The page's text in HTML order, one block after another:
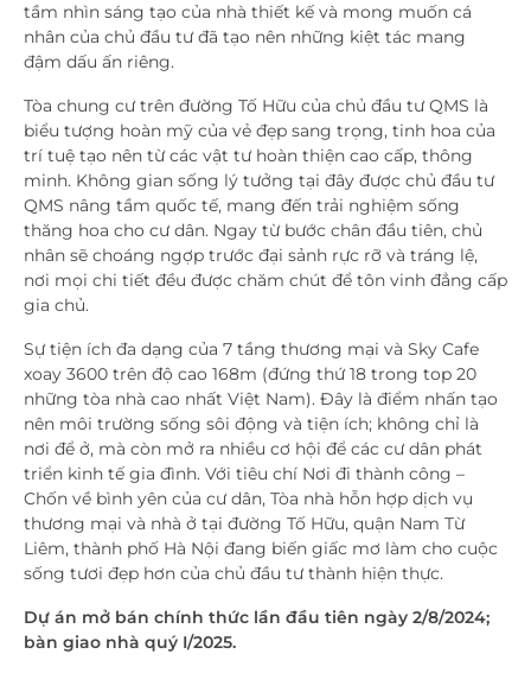
tầm nhìn sáng tạo của nhà thiết kế và mong muốn cá
nhân của chủ đầu tư đã tạo nên những kiệt tác mang
đậm dấu ấn riêng.
Tòa chung cư trên đường Tố Hữu của chủ đầu tư QMS là
biểu tượng hoàn mỹ của vẻ đẹp sang trọng, tinh hoa của
trí tuệ tạo nên từ các vật tư hoàn thiện cao cấp, thông
minh. Không gian sống lý tưởng tại đây được chủ đầu tư
QMS nâng tầm quốc tế, mang đến trải nghiệm sống
thăng hoa cho cư dân. Ngay từ bước chân đầu tiên, chủ
nhân sẽ choáng ngợp trước đại sảnh rực rỡ và tráng lệ,
nơi mọi chi tiết đều được chăm chút để tôn vinh đẳng cấp
gia chủ.
Sự tiện ích đa dạng của 7 tầng thương mại và Sky Cafe
xoay 3600 trên độ cao 168m (đứng thứ 18 trong top 20
những tòa nhà cao nhất Việt Nam). Đây là điểm nhấn tạo
nên môi trường sống sôi động và tiện ích; không chỉ là
nơi để ở, mà còn mở ra nhiều cơ hội để các cư dân phát
triển kinh tế gia đình. Với tiêu chí Nơi đi thành công –
Chốn về bình yên của cư dân, Tòa nhà hỗn hợp dịch vụ
thương mại và nhà ở tại đường Tố Hữu, quận Nam Từ
Liêm, thành phố Hà Nội đang biến giấc mơ làm cho cuộc
sống tươi đẹp hơn của chủ đầu tư thành hiện thực.
Dự án mở bán chính thức lần đầu tiên ngày 2/8/2024;
bàn giao nhà quý I/2025.